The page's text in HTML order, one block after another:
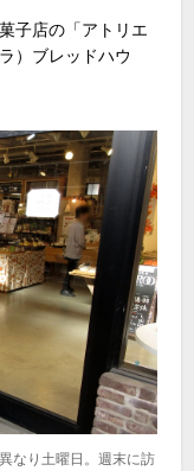
子店の「アトリエ
）ブレッドハウ
なり土曜日。週末に訪